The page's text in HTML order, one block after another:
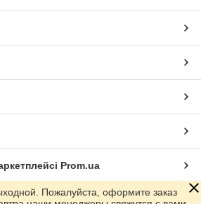
Prom.ua
Пожалуйста, оформите заказ